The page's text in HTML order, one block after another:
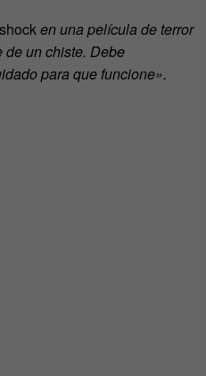
shock en una película de terror
de un chiste. Debe
para que funcione».